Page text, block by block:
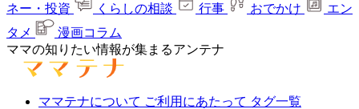
ネー・投資
くらしの相談 行事 おでかけ
エン
タメ
漫画コラム
ママの知りたい情報が集まるアンテナ
ママテナについて ご利用にあたって タグ一覧